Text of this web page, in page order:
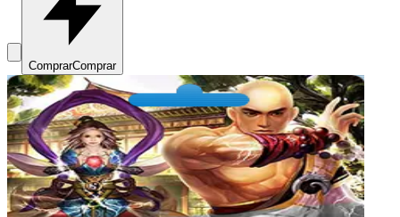
ComprarComprar